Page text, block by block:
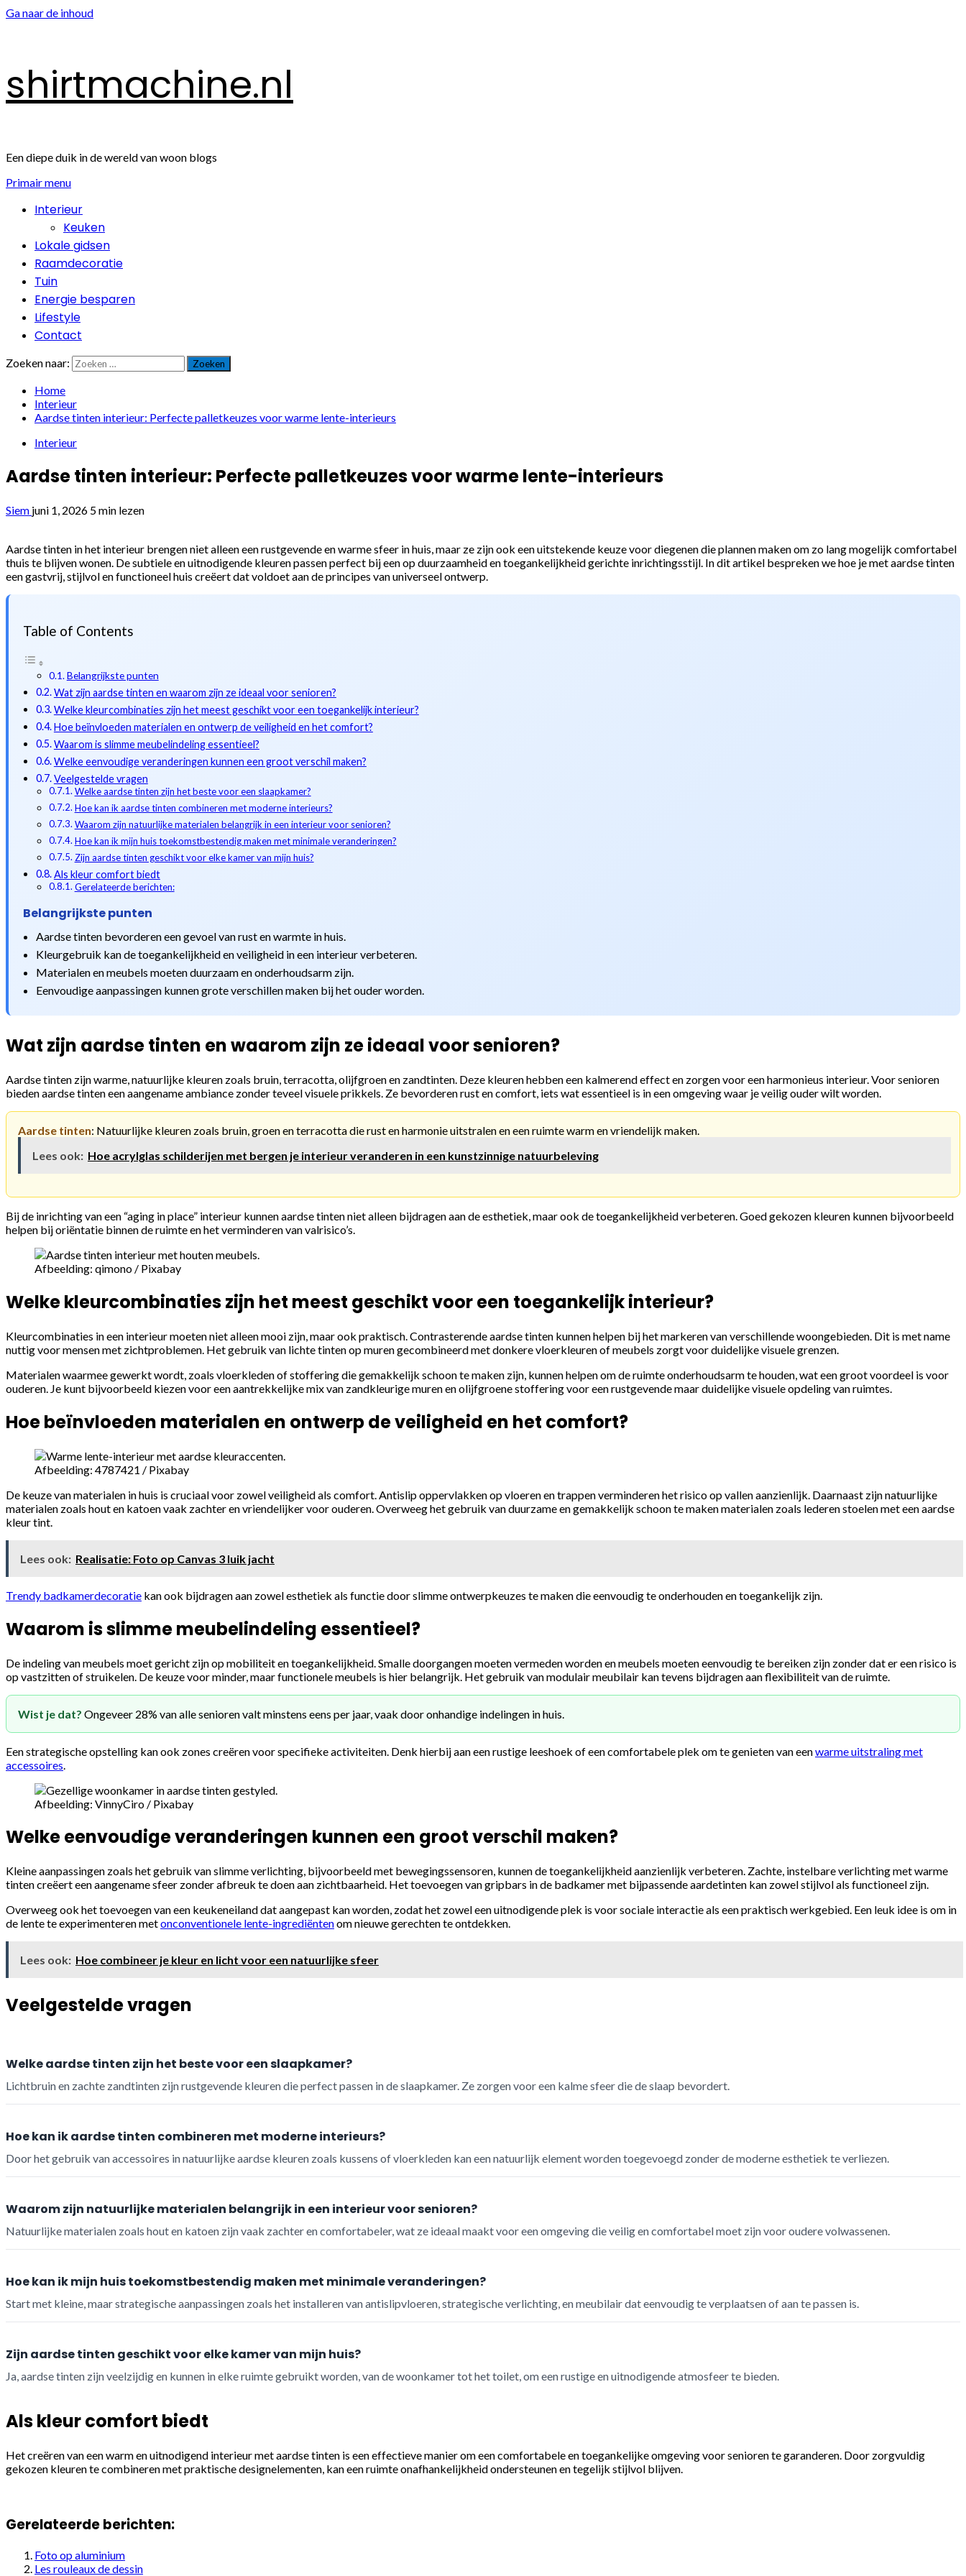
Ga naar de inhoud
shirtmachine.nl
Een diepe duik in de wereld van woon blogs
Primair menu
Interieur
Keuken
Lokale gidsen
Raamdecoratie
Tuin
Energie besparen
Lifestyle
Contact
Zoeken naar:
Home
Interieur
Aardse tinten interieur: Perfecte palletkeuzes voor warme lente-interieurs
Interieur
Aardse tinten interieur: Perfecte palletkeuzes voor warme lente-interieurs
Siem juni 1, 2026 5 min lezen
Aardse tinten in het interieur brengen niet alleen een rustgevende en warme sfeer in huis, maar ze zijn ook een uitstekende keuze voor diegenen die plannen maken om zo lang mogelijk comfortabel
thuis te blijven wonen. De subtiele en uitnodigende kleuren passen perfect bij een op duurzaamheid en toegankelijkheid gerichte inrichtingsstijl. In dit artikel bespreken we hoe je met aardse tinten
een gastvrij, stijlvol en functioneel huis creëert dat voldoet aan de principes van universeel ontwerp.
Table of Contents
Belangrijkste punten
Wat zijn aardse tinten en waarom zijn ze ideaal voor senioren?
Welke kleurcombinaties zijn het meest geschikt voor een toegankelijk interieur?
Hoe beïnvloeden materialen en ontwerp de veiligheid en het comfort?
Waarom is slimme meubelindeling essentieel?
Welke eenvoudige veranderingen kunnen een groot verschil maken?
Veelgestelde vragen
Welke aardse tinten zijn het beste voor een slaapkamer?
Hoe kan ik aardse tinten combineren met moderne interieurs?
Waarom zijn natuurlijke materialen belangrijk in een interieur voor senioren?
Hoe kan ik mijn huis toekomstbestendig maken met minimale veranderingen?
Zijn aardse tinten geschikt voor elke kamer van mijn huis?
Als kleur comfort biedt
Gerelateerde berichten:
Belangrijkste punten
Aardse tinten bevorderen een gevoel van rust en warmte in huis.
Kleurgebruik kan de toegankelijkheid en veiligheid in een interieur verbeteren.
Materialen en meubels moeten duurzaam en onderhoudsarm zijn.
Eenvoudige aanpassingen kunnen grote verschillen maken bij het ouder worden.
Wat zijn aardse tinten en waarom zijn ze ideaal voor senioren?
Aardse tinten zijn warme, natuurlijke kleuren zoals bruin, terracotta, olijfgroen en zandtinten. Deze kleuren hebben een kalmerend effect en zorgen voor een harmonieus interieur. Voor senioren
bieden aardse tinten een aangename ambiance zonder teveel visuele prikkels. Ze bevorderen rust en comfort, iets wat essentieel is in een omgeving waar je veilig ouder wilt worden.
Aardse tinten: Natuurlijke kleuren zoals bruin, groen en terracotta die rust en harmonie uitstralen en een ruimte warm en vriendelijk maken.
Lees ook: Hoe acrylglas schilderijen met bergen je interieur veranderen in een kunstzinnige natuurbeleving
Bij de inrichting van een “aging in place” interieur kunnen aardse tinten niet alleen bijdragen aan de esthetiek, maar ook de toegankelijkheid verbeteren. Goed gekozen kleuren kunnen bijvoorbeeld
helpen bij oriëntatie binnen de ruimte en het verminderen van valrisico’s.
Afbeelding: qimono / Pixabay
Welke kleurcombinaties zijn het meest geschikt voor een toegankelijk interieur?
Kleurcombinaties in een interieur moeten niet alleen mooi zijn, maar ook praktisch. Contrasterende aardse tinten kunnen helpen bij het markeren van verschillende woongebieden. Dit is met name
nuttig voor mensen met zichtproblemen. Het gebruik van lichte tinten op muren gecombineerd met donkere vloerkleuren of meubels zorgt voor duidelijke visuele grenzen.
Materialen waarmee gewerkt wordt, zoals vloerkleden of stoffering die gemakkelijk schoon te maken zijn, kunnen helpen om de ruimte onderhoudsarm te houden, wat een groot voordeel is voor
ouderen. Je kunt bijvoorbeeld kiezen voor een aantrekkelijke mix van zandkleurige muren en olijfgroene stoffering voor een rustgevende maar duidelijke visuele opdeling van ruimtes.
Hoe beïnvloeden materialen en ontwerp de veiligheid en het comfort?
Afbeelding: 4787421 / Pixabay
De keuze van materialen in huis is cruciaal voor zowel veiligheid als comfort. Antislip oppervlakken op vloeren en trappen verminderen het risico op vallen aanzienlijk. Daarnaast zijn natuurlijke
materialen zoals hout en katoen vaak zachter en vriendelijker voor ouderen. Overweeg het gebruik van duurzame en gemakkelijk schoon te maken materialen zoals lederen stoelen met een aardse
kleur tint.
Lees ook: Realisatie: Foto op Canvas 3 luik jacht
Trendy badkamerdecoratie kan ook bijdragen aan zowel esthetiek als functie door slimme ontwerpkeuzes te maken die eenvoudig te onderhouden en toegankelijk zijn.
Waarom is slimme meubelindeling essentieel?
De indeling van meubels moet gericht zijn op mobiliteit en toegankelijkheid. Smalle doorgangen moeten vermeden worden en meubels moeten eenvoudig te bereiken zijn zonder dat er een risico is
op vastzitten of struikelen. De keuze voor minder, maar functionele meubels is hier belangrijk. Het gebruik van modulair meubilair kan tevens bijdragen aan flexibiliteit van de ruimte.
Wist je dat? Ongeveer 28% van alle senioren valt minstens eens per jaar, vaak door onhandige indelingen in huis.
Een strategische opstelling kan ook zones creëren voor specifieke activiteiten. Denk hierbij aan een rustige leeshoek of een comfortabele plek om te genieten van eenwarme uitstraling met
accessoires
Afbeelding: VinnyCiro / Pixabay
Welke eenvoudige veranderingen kunnen een groot verschil maken?
Kleine aanpassingen zoals het gebruik van slimme verlichting, bijvoorbeeld met bewegingssensoren, kunnen de toegankelijkheid aanzienlijk verbeteren. Zachte, instelbare verlichting met warme
tinten creëert een aangename sfeer zonder afbreuk te doen aan zichtbaarheid. Het toevoegen van gripbars in de badkamer met bijpassende aardetinten kan zowel stijlvol als functioneel zijn.
Overweeg ook het toevoegen van een keukeneiland dat aangepast kan worden, zodat het zowel een uitnodigende plek is voor sociale interactie als een praktisch werkgebied. Een leuk idee is om in
de lente te experimenteren metonconventionele lente-ingrediëntenom nieuwe gerechten te ontdekken.
Lees ook: Hoe combineer je kleur en licht voor een natuurlijke sfeer
Veelgestelde vragen
Welke aardse tinten zijn het beste voor een slaapkamer?
Lichtbruin en zachte zandtinten zijn rustgevende kleuren die perfect passen in de slaapkamer. Ze zorgen voor een kalme sfeer die de slaap bevordert.
Hoe kan ik aardse tinten combineren met moderne interieurs?
Door het gebruik van accessoires in natuurlijke aardse kleuren zoals kussens of vloerkleden kan een natuurlijk element worden toegevoegd zonder de moderne esthetiek te verliezen.
Waarom zijn natuurlijke materialen belangrijk in een interieur voor senioren?
Natuurlijke materialen zoals hout en katoen zijn vaak zachter en comfortabeler, wat ze ideaal maakt voor een omgeving die veilig en comfortabel moet zijn voor oudere volwassenen.
Hoe kan ik mijn huis toekomstbestendig maken met minimale veranderingen?
Start met kleine, maar strategische aanpassingen zoals het installeren van antislipvloeren, strategische verlichting, en meubilair dat eenvoudig te verplaatsen of aan te passen is.
Zijn aardse tinten geschikt voor elke kamer van mijn huis?
Ja, aardse tinten zijn veelzijdig en kunnen in elke ruimte gebruikt worden, van de woonkamer tot het toilet, om een rustige en uitnodigende atmosfeer te bieden.
Als kleur comfort biedt
Het creëren van een warm en uitnodigend interieur met aardse tinten is een effectieve manier om een comfortabele en toegankelijke omgeving voor senioren te garanderen. Door zorgvuldig
gekozen kleuren te combineren met praktische designelementen, kan een ruimte onafhankelijkheid ondersteunen en tegelijk stijlvol blijven.
Gerelateerde berichten:
Foto op aluminium
Les rouleaux de dessin